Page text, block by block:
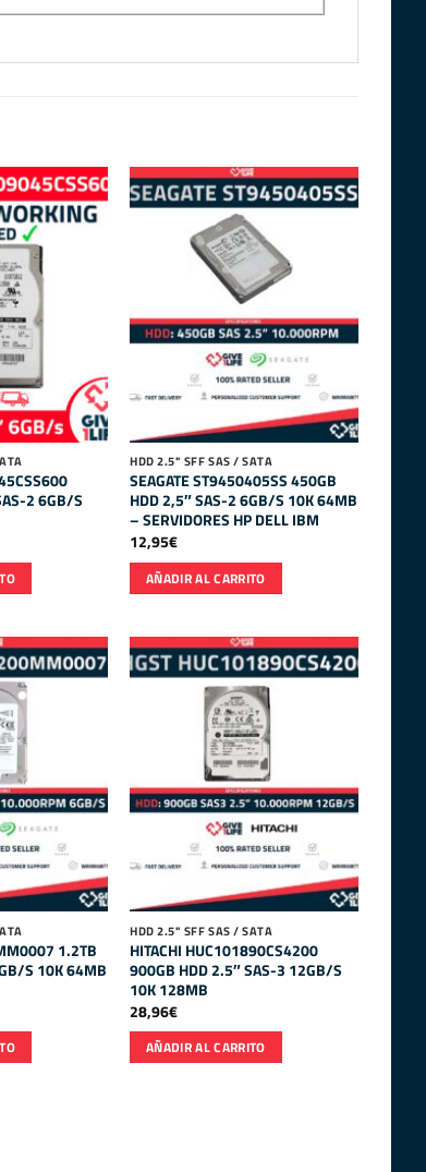
2 6GB/S
HDD 2.5" SFF SAS / SATA
SEAGATE ST9450405SS 450GB
HDD 2,5″ SAS-2 6GB/S 10K 64MB
– SERVIDORES HP DELL IBM
12,95€
AÑADIR AL CARRITO
1.2TB
S 10K 64MB
HDD 2.5" SFF SAS / SATA
HITACHI HUC101890CS4200
900GB HDD 2.5″ SAS-3 12GB/S
10K 128MB
28,96€
AÑADIR AL CARRITO